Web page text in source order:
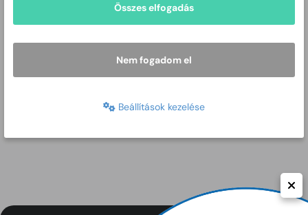
Összes elfogadás
Nem fogadom el
Beállítások kezelése